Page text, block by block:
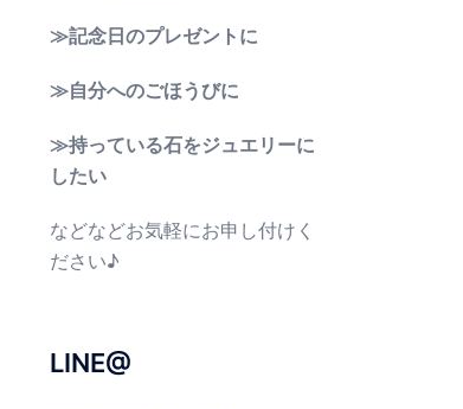
≫記念日のプレゼントに
≫自分へのごほうびに
≫持っている石をジュエリーに
したい
などなどお気軽にお申し付けく
ださい♪
LINE@